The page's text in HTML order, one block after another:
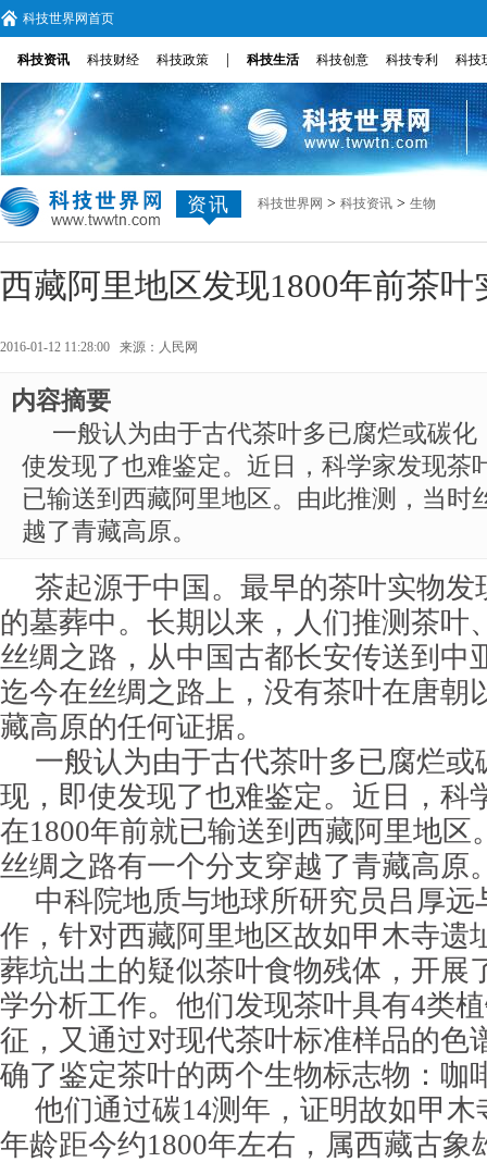
科技世界网首页
科技资讯 科技财经 科技政策 科技生活 科技创意 科技专利 科技
资讯 科技世界网 > 科技资讯 > 生物
西藏阿里地区发现1800年前茶叶
2016-01-12 11:28:00 来源： 人民网
内容摘要
一般认为由于古代茶叶多已腐烂或碳
使发现了也难鉴定。近日，科学家发现茶
已输送到西藏阿里地区。由此推测，当时
越了青藏高原。
茶起源于中国。最早的茶叶实物发
的墓葬中。长期以来，人们推测茶叶
丝绸之路，从中国古都长安传送到中
迄今在丝绸之路上，没有茶叶在唐朝
藏高原的任何证据。
一般认为由于古代茶叶多已腐烂或
现，即使发现了也难鉴定。近日，科
在1800年前就已输送到西藏阿里地区
丝绸之路有一个分支穿越了青藏高原
中科院地质与地球所研究员吕厚远
作，针对西藏阿里地区故如甲木寺遗
葬坑出土的疑似茶叶食物残体，开展
学分析工作。他们发现茶叶具有4类
征，又通过对现代茶叶标准样品的
确了鉴定茶叶的两个生物标志物：咖
他们通过碳14测年，证明故如甲
年龄距今约1800年左右，属西藏古象